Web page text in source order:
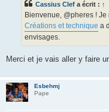
Cassius Clef a écrit : ↑
Bienvenue, @pheres !
Créations et technique a
envisages.
Merci et je vais aller y faire
Esbehmj
Pape